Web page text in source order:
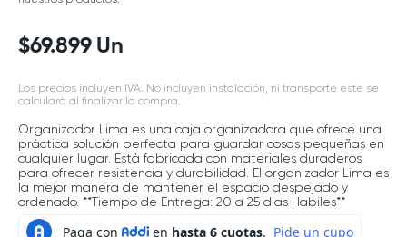
$69.899 Un
Los precios incluyen IVA. No incluyen instalación, ni transporte este se
calculará al finalizar la compra.
Organizador Lima es una caja organizadora que ofrece una
práctica solución perfecta para guardar cosas pequeñas en
cualquier lugar. Está fabricada con materiales duraderos
para ofrecer resistencia y durabilidad. El organizador Lima es
la mejor manera de mantener el espacio despejado y
ordenado. **Tiempo de Entrega: 20 a 25 dias Habiles**